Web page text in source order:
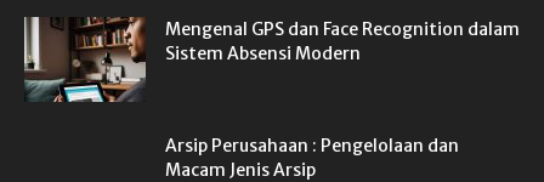
Mengenal GPS dan Face Recognition dalam
Sistem Absensi Modern
Arsip Perusahaan : Pengelolaan dan
Macam Jenis Arsip